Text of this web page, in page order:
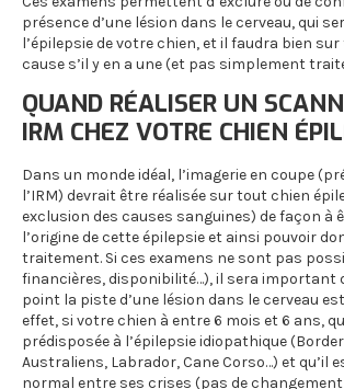
présence d’une lésion dans le cerveau, qui
l’épilepsie de votre chien, et il faudra bien
cause s’il y en a une (et pas simplement
QUAND RÉALISER UN
IRM CHEZ VOTRE CHIEN
Dans un monde idéal, l’imagerie en coupe
l’IRM) devrait être réalisée sur tout chien
exclusion des causes sanguines) de façon à
l’origine de cette épilepsie et ainsi pouvoir
traitement. Si ces examens ne sont pas
financières, disponibilité…), il sera important
point la piste d’une lésion dans le cerveau
effet, si votre chien à entre 6 mois et 6 ans,
prédisposée à l’épilepsie idiopathique
Australiens, Labrador, Cane Corso…) et qu’il
normal entre ses crises (pas de changement